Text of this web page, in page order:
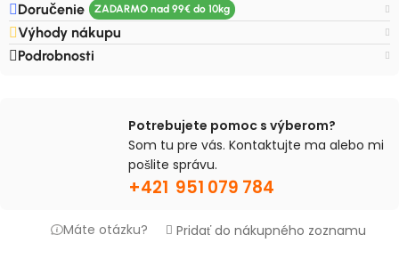
Doručenie
Výhody nákupu
Podrobnosti
Potrebujete pomoc s výberom?
Som tu pre vás. Kontaktujte ma alebo mi
pošlite správu.
+421 951 079 784
Máte otázku? Pridať do nákupného zoznamu